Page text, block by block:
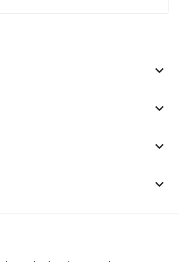
keyboard_arrow_down
keyboard_arrow_down
keyboard_arrow_down
keyboard_arrow_down